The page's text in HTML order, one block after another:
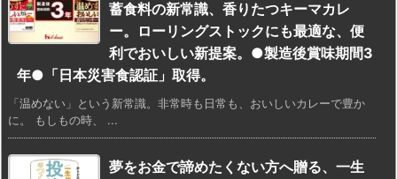
蓄食料の新常識、香りたつキーマカレ
ー。ローリングストックにも最適な、便
利でおいしい新提案。●製造後賞味期間3
年●「日本災害食認証」取得。
「温めない」という新常識。非常時も日常も、おいしいカレーで豊か
に。 もしもの時、 ...
夢をお金で諦めたくない方へ贈る、一生